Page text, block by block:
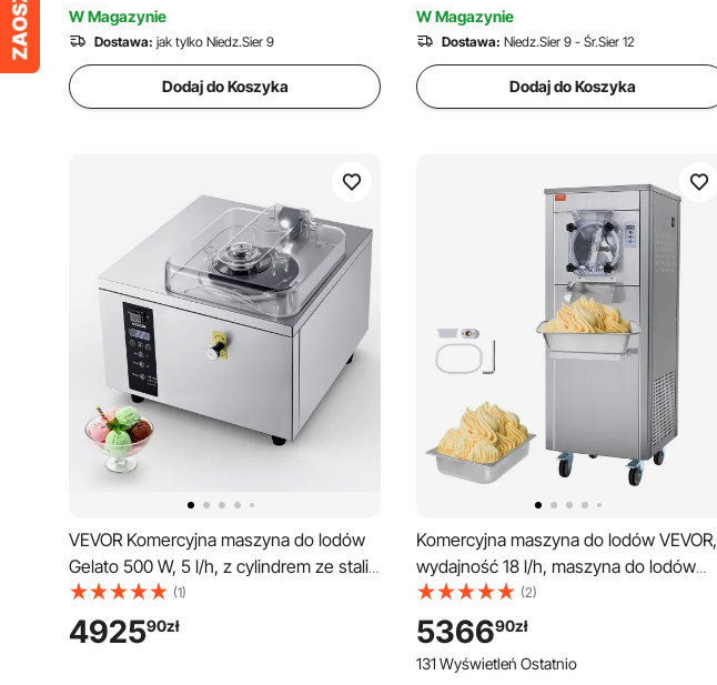
domowej
W Magazynie
Dostawa: jak tylko Niedz.Sier 9
Dodaj do Koszyka
W Magazynie
Dostawa: Niedz.Sier 9 - Śr.Sier 12
Dodaj do Koszyka
VEVOR Komercyjna maszyna do lodów
Gelato 500 W, 5 l/h, z cylindrem ze stali
nierdzewnej o pojemności 2,8 l (304) i
samoczyszczącym panelem sterowania
LED, o wysokiej wydajności,
(1)
492590zł
Komercyjna maszyna do lodów VEVOR,
wydajność 18 l/h, maszyna do lodów
twardych o jednym smaku z kółkami,
cylinder ze stali nierdzewnej o
pojemności 6 l, panel LED,
automatyczne chłodzenie wstępne z
(2)
536690zł
131 Wyświetleń Ostatnio